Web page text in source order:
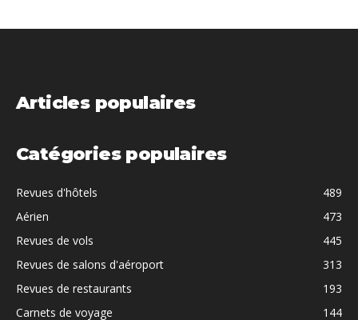
Articles populaires
Catégories populaires
Revues d'hôtels
489
Aérien
473
Revues de vols
445
Revues de salons d'aéroport
313
Revues de restaurants
193
Carnets de voyage
144